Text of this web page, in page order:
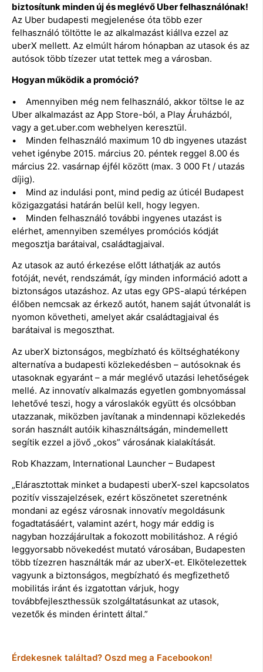
biztosítunk minden új és meglévő Uber felhasználónak!
Az Uber budapesti megjelenése óta több ezer
felhasználó töltötte le az alkalmazást kiállva ezzel az
uberX mellett. Az elmúlt három hónapban az utasok és az
autósok több tízezer utat tettek meg a városban.
Hogyan működik a promóció?
• Amennyiben még nem felhasználó, akkor töltse le az
Uber alkalmazást az App Store-ból, a Play Áruházból,
vagy a get.uber.com webhelyen keresztül.
• Minden felhasználó maximum 10 db ingyenes utazást
vehet igénybe 2015. március 20. péntek reggel 8.00 és
március 22. vasárnap éjfél között (max. 3 000 Ft / utazás
díjig).
• Mind az indulási pont, mind pedig az úticél Budapest
közigazgatási határán belül kell, hogy legyen.
• Minden felhasználó további ingyenes utazást is
elérhet, amennyiben személyes promóciós kódját
megosztja barátaival, családtagjaival.
Az utasok az autó érkezése előtt láthatják az autós
fotóját, nevét, rendszámát, így minden információ adott a
biztonságos utazáshoz. Az utas egy GPS-alapú térképen
élőben nemcsak az érkező autót, hanem saját útvonalát is
nyomon követheti, amelyet akár családtagjaival és
barátaival is megoszthat.
Az uberX biztonságos, megbízható és költséghatékony
alternatíva a budapesti közlekedésben – autósoknak és
utasoknak egyaránt – a már meglévő utazási lehetőségek
mellé. Az innovatív alkalmazás egyetlen gombnyomással
lehetővé teszi, hogy a városlakók együtt és olcsóbban
utazzanak, miközben javítanak a mindennapi közlekedés
során használt autóik kihasználtságán, mindemellett
segítik ezzel a jövő „okos” városának kialakítását.
Rob Khazzam, International Launcher – Budapest
„Elárasztottak minket a budapesti uberX-szel kapcsolatos
pozitív visszajelzések, ezért köszönetet szeretnénk
mondani az egész városnak innovatív megoldásunk
fogadtatásáért, valamint azért, hogy már eddig is
nagyban hozzájárultak a fokozott mobilitáshoz. A régió
leggyorsabb növekedést mutató városában, Budapesten
több tízezren használták már az uberX-et. Elkötelezettek
vagyunk a biztonságos, megbízható és megfizethető
mobilitás iránt és izgatottan várjuk, hogy
továbbfejleszthessük szolgáltatásunkat az utasok,
vezetők és minden érintett által.”
Érdekesnek találtad? Oszd meg a Facebookon!